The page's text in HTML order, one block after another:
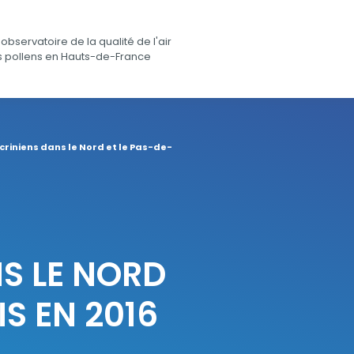
de la qualité de l'air
pollens en Hauts-de-France
dans le Nord et le Pas-de-
LE NORD
EN 2016